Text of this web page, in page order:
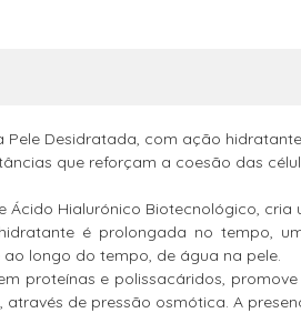
Pele Desidratada, com ação
que reforçam a coesão das
Ácido Hialurónico Biotecnológico,
é prolongada no tempo,
ao longo do tempo, de água na pele.
proteínas e polissacáridos,
através de pressão osmótica. A